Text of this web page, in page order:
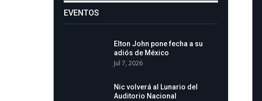
EVENTOS
Elton John pone fecha a su
adiós de México
Jul 7, 2026
Nic volverá al Lunario del
Auditorio Nacional